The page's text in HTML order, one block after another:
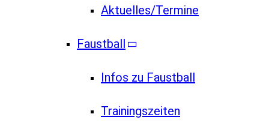
Aktuelles/Termine
Faustball
Infos zu Faustball
Trainingszeiten